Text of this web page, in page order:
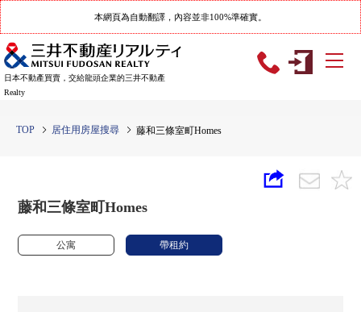
本網頁為自動翻譯，內容並非100%準確實。
日本不動產買賣，交給龍頭企業的三井不動產
Realty
TOP 居住用房屋搜尋 藤和三條室町Homes
藤和三條室町Homes
公寓 帶租約